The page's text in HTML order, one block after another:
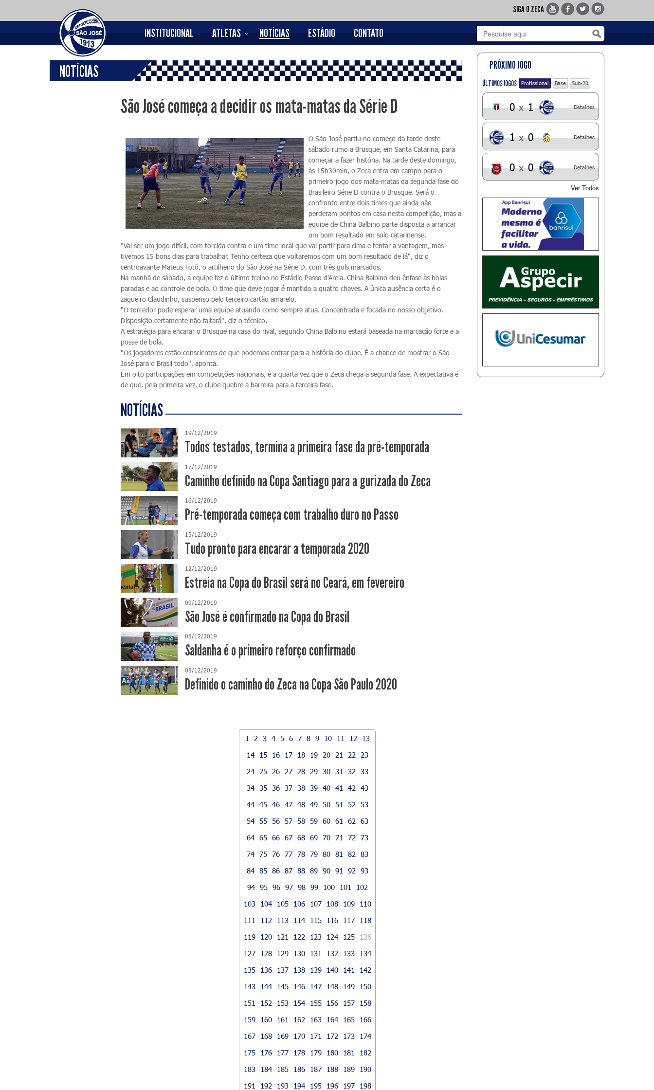
SIGA O ZECA
INSTITUCIONAL ATLETAS NOTÍCIAS ESTÁDIO CONTATO
NOTÍCIAS
São José começa a decidir os mata-matas da Série D
O São José partiu no começo da tarde deste
sábado rumo a Brusque, em Santa Catarina, para
começar a fazer história. Na tarde deste domingo,
às 15h30min, o Zeca entra em campo para o
primeiro jogo dos mata-matas da segunda fase do
Brasileiro Série D contra o Brusque. Será o
confronto entre dois times que ainda não
perderam pontos em casa nesta competição, mas a
equipe de China Balbino parte disposta a arrancar
um bom resultado em solo catarinense.
"Vai ser um jogo difícil, com torcida contra e um time local que vai partir para cima e tentar a vantagem, mas
tivemos 15 bons dias para trabalhar. Tenho certeza que voltaremos com um bom resultado de lá", diz o
centroavante Mateus Totô, o artilheiro do São José na Série D, com três gols marcados.
Na manhã de sábado, a equipe fez o último treino no Estádio Passo d'Areia. China Balbino deu ênfase às bolas
paradas e ao controle de bola. O time que deve jogar é mantido a quatro chaves. A única ausência certa é o
zagueiro Claudinho, suspenso pelo terceiro cartão amarelo.
"O torcedor pode esperar uma equipe atuando como sempre atua. Concentrada e focada no nosso objetivo.
Disposição certamente não faltará", diz o técnico.
A estratégia para encarar o Brusque na casa do rival, segundo China Balbino estará baseada na marcação forte e a
posse de bola.
"Os jogadores estão conscientes de que podemos entrar para a história do clube. É a chance de mostrar o São
José para o Brasil todo", aponta.
Em oito participações em competições nacionais, é a quarta vez que o Zeca chega à segunda fase. A expectativa é
de que, pela primeira vez, o clube quebre a barreira para a terceira fase.
NOTÍCIAS
19/12/2019
Todos testados, termina a primeira fase da pré-temporada
17/12/2019
Caminho definido na Copa Santiago para a gurizada do Zeca
16/12/2019
Pré-temporada começa com trabalho duro no Passo
15/12/2019
Tudo pronto para encarar a temporada 2020
12/12/2019
Estreia na Copa do Brasil será no Ceará, em fevereiro
09/12/2019
São José é confirmado na Copa do Brasil
05/12/2019
Saldanha é o primeiro reforço confirmado
03/12/2019
Definido o caminho do Zeca na Copa São Paulo 2020
1 2 3 4 5 6 7 8 9 10 11 12
13
14
15 16 17 18 19 20 21 22
23
24
25 26 27 28 29 30 31 32
33
34 35 36 37 38 39 40 41 42
43
44 45 46 47 48 49 50 51 52
53
54 55 56 57 58 59 60 61 62
63
64 65 66 67 68 69 70 71 72
73
74 75 76 77 78 79 80 81 82
83
84 85 86 87 88 89 90 91 92
93
94 95 96 97 98 99 100 101
102
103
104 105 106 107 108 109
110
111
112 113 114 115 116 117
118
119
120 121 122 123 124 125
126
127
128 129 130 131 132 133
134
135
136 137 138 139 140 141
142
143
144 145 146 147 148 149
150
151
152 153 154 155 156 157
158
159
160 161 162 163 164 165
166
167
168 169 170 171 172 173
174
175
176 177 178 179 180 181
182
183
184 185 186 187 188 189
190
191
192 193 194 195 196 197
198
PRÓXIMO JOGO
ÚLTIMOS JOGOS Profissional Base Sub-20
0 x 1 Detalhes
1 x 0 Detalhes
0 x 0 Detalhes
Ver Todos